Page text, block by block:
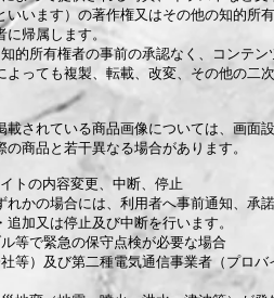
いいます）の著作権又はその他の知的所
帰属します。
的所有権者の事前の承認なく、コンテ
よっても複製、転載、改変、その他の二
載されている商品画像については、画面
商品と若干異なる場合があります。
トの内容変更、中断、停止
れかの場合には、利用者へ事前通知、承
追加又は停止及び中断を行います。
等で緊急の保守点検が必要な場合
等）及び第二種電気通信事業者（プロ